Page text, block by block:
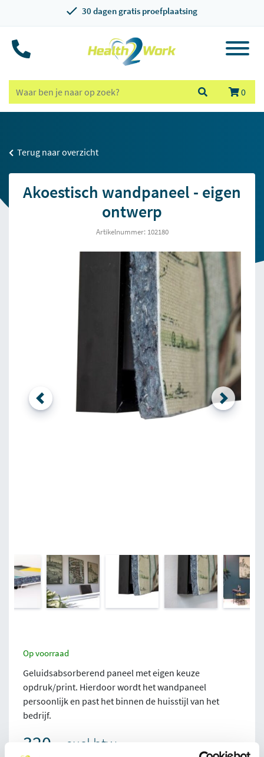
30 dagen gratis proefplaatsing
0
Terug naar overzicht
Akoestisch wandpaneel - eigen
ontwerp
Artikelnummer: 102180
Op voorraad
Geluidsabsorberend paneel met eigen keuze
opdruk/print. Hierdoor wordt het wandpaneel
persoonlijk en past het binnen de huisstijl van het
bedrijf.
320,- excl btw